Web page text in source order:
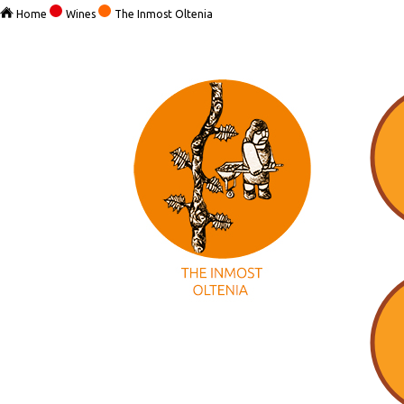
Home Wines The Inmost Oltenia